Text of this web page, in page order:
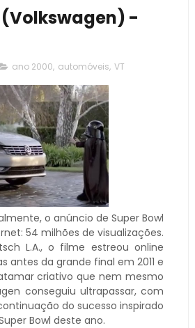
(Volkswagen) -
ano 2000, automóveis, VT
o anúncio de Super Bowl
54 milhões de visualizações.
L.A., o filme estreou online
antes da grande final em 2011 e
criativo que nem mesmo
conseguiu ultrapassar, com
do sucesso inspirado
Bowl deste ano.